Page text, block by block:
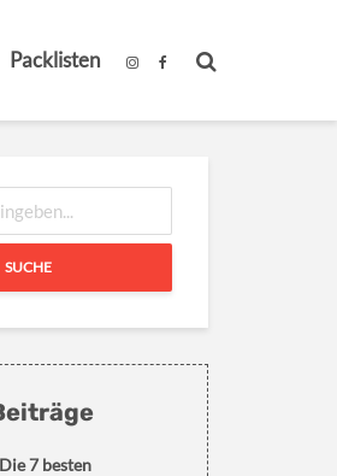
Packlisten
SUCHE
Die 7 besten